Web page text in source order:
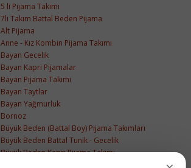
5 li Pijama Takımı
7li Takım Battal Beden Pijama
Alt Pijama
Anne - Kız Kombin Pijama Takımı
Bayan Gecelik
Bayan Kapri Pijamalar
Bayan Pijama Takımı
Bayan Taytlar
Bayan Yağmurluk
Bornoz
Büyük Beden (Battal Boy) Pijama Takımları
Büyük Beden Battal Tunik - Gecelik
Büyük Beden Kapri Pijama Takımı